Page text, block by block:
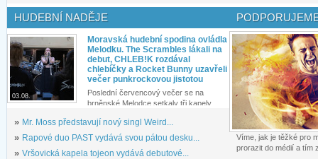
HUDEBNÍ NADĚJE
03.08.
Moravská hudební spodina ovládla
Melodku. The Scrambles lákali na
debut, CHLEB!K rozdával
chlebíčky a Rocket Bunny uzavřeli
večer punkrockovou jistotou
Poslední červencový večer se na
brněnské Melodce setkaly tři kapely...
» Mr. Moss představují nový singl Weird...
» Rapové duo PAST vydává svou pátou desku...
» Vršovická kapela tojeon vydává debutové...
Víme, jak je těžké pro
prorazit do médií a tím